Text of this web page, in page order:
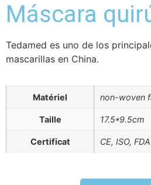
Máscara
Tedamed es uno de los
mascarillas en China.
Matériel non-woven
Taille 17.5*9.5cm
Certificat CE, ISO, FDA